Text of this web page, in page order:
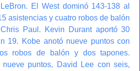
El West dominó 143-138 al
asistencias y cuatro robos de balón
Paul. Kevin Durant aportó 30
19. Kobe anotó nueve puntos con
robos de balón y dos tapones.
puntos, David Lee con seis,